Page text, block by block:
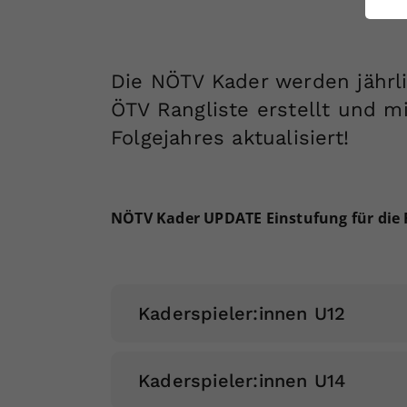
Die NÖTV Kader werden
ÖTV Rangliste erstellt und
Folgejahres aktualisiert!
NÖTV Kader UPDATE Einstufung für
Kaderspieler:innen U12
A- Kader
Kaderspieler:innen U14